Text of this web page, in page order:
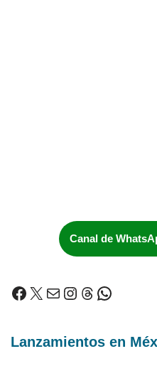
Canal de
Lanzamientos en